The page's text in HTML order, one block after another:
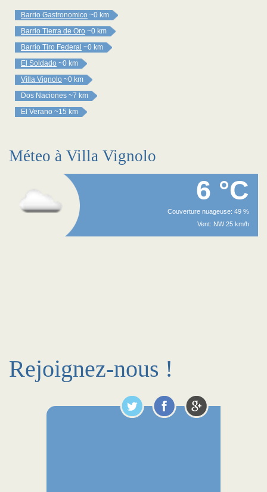
Barrio Gastronomico ~0 km
Barrio Tierra de Oro ~0 km
Barrio Tiro Federal ~0 km
El Soldado ~0 km
Villa Vignolo ~0 km
Dos Naciones ~7 km
El Verano ~15 km
Méteo à Villa Vignolo
6 °C
Couverture nuageuse: 49 %
Vent: NW 25 km/h
Rejoignez-nous !